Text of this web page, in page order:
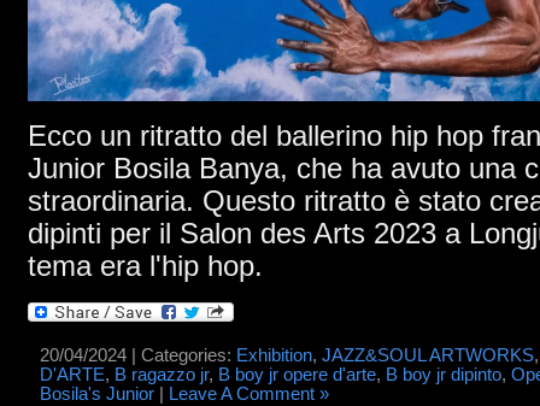
Ecco un ritratto del ballerino hip hop
Junior Bosila Banya, che ha avuto una
straordinaria. Questo ritratto è stato
dipinti per il Salon des Arts 2023 a
tema era l'hip hop.
20/04/2024 | Categories: Exhibition, JAZZ&SOUL ARTWORKS
D'ARTE, B ragazzo jr, B boy jr opere d'arte, B boy jr dipinto,
Bosila's Junior
Leave A Comment »